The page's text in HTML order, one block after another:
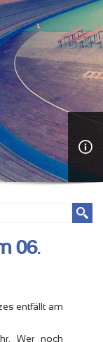
06.
entfällt am
Wer noch